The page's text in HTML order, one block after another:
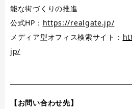
能な街づくりの推進
公式HP： https://realgate.jp/
メディア型オフィス検索サイト：
jp/
【お問い合わせ先】